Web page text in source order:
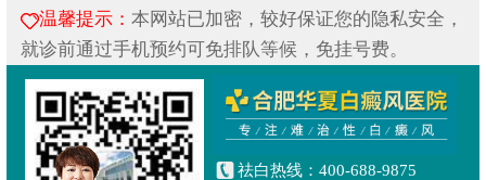
温馨提示： 本网站已加密，较好保证您的隐私安全，
就诊前通过手机预约可免排队等候，免挂号费。
祛白热线：400-688-9875